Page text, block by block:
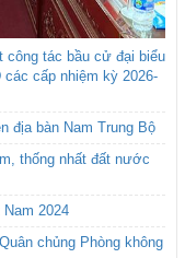
công tác bầu cử đại biểu
cấp nhiệm kỳ 2026-
địa bàn Nam Trung Bộ
thống nhất đất nước
2024
chủng Phòng không